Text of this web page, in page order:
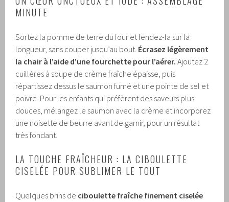
MINUTE
Sortez la pomme de terre du four et fendez-la sur la
longueur, sans couper jusqu’au bout. Écrasez légèrement
la chair à l’aide d’une fourchette pour l’aérer. Ajoutez 2
cuillères à soupe de crème fraîche épaisse, puis
répartissez dessus le saumon fumé et une pointe de sel et
poivre. Pour les enfants qui préfèrent des saveurs plus
douces, mélangez le saumon avec la crème et incorporez
une noisette de beurre avant de garnir, pour un résultat
très fondant.
LA TOUCHE FRAÎCHEUR : LA CIBOULETTE
CISELÉE POUR SUBLIMER LE TOUT
Quelques brins de ciboulette fraîche finement ciselée